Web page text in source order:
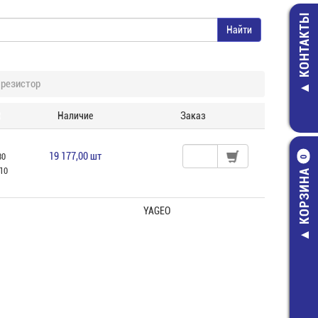
КОНТАКТЫ
КОРЗИНА
0
Наличие Заказ
19 177,00 шт
YAGEO